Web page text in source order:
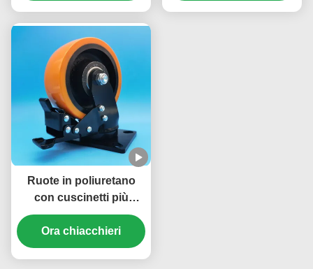
Ruote in poliuretano
con cuscinetti più
grandi ruote a sfera da
ruota in acciaio da ruota
singola da 6 pollici
Ora chiacchieri